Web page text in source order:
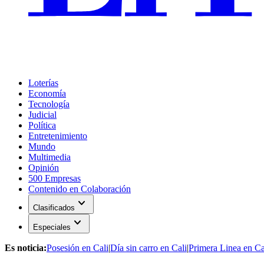
Loterías
Economía
Tecnología
Judicial
Política
Entretenimiento
Mundo
Multimedia
Opinión
500 Empresas
Contenido en Colaboración
Clasificados expand_more
Especiales expand_more
Es noticia:Posesión en Cali|Día sin carro en Cali|Primera Linea en